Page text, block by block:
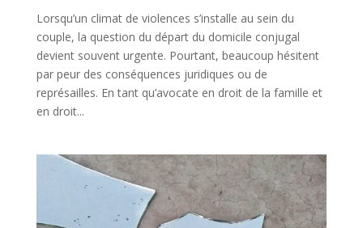
Lorsqu’un climat de violences s’installe au sein du
couple, la question du départ du domicile conjugal
devient souvent urgente. Pourtant, beaucoup hésitent
par peur des conséquences juridiques ou de
représailles. En tant qu’avocate en droit de la famille et
en droit...